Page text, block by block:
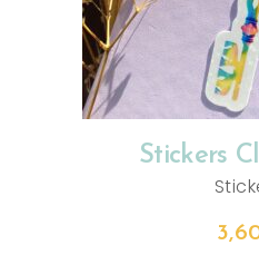
Stickers